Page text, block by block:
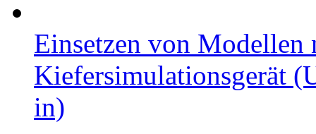
Einsetzen von Modellen
Kiefersimulationsgerät
in)